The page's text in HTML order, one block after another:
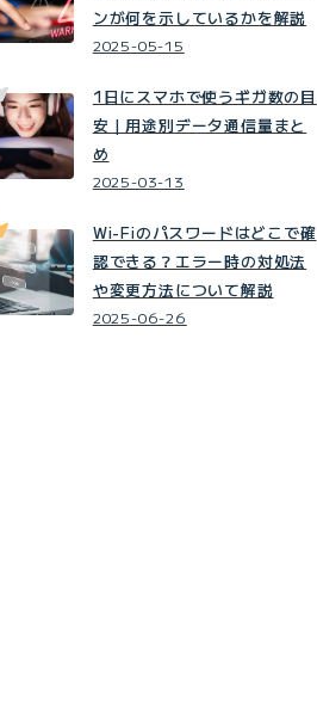
ンが何を示しているかを解説
2025-05-15
1日にスマホで使うギガ数の目
安｜用途別データ通信量まと
め
2025-03-13
Wi-Fiのパスワードはどこで確
認できる？エラー時の対処法
や変更方法について解説
2025-06-26